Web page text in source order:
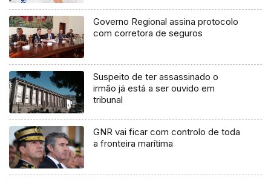
Governo Regional assina protocolo
com corretora de seguros
Suspeito de ter assassinado o
irmão já está a ser ouvido em
tribunal
GNR vai ficar com controlo de toda
a fronteira marítima